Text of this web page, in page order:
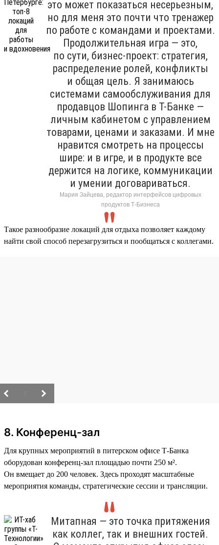
это может показаться несерьезным,
но для меня это почти что тренажер
по работе с командами и проектами.
Продолжительная игра — это,
по сути, бизнес-проект: стратегия,
распределение ролей, конфликты
и общая цель. Я занимаюсь
системами самообслуживания для
продавцов Шопинга в Т-Банке —
личным кабинетом с управлением
товарами, ценами и заказами. И мне
нравится смотреть на процессы
шире: и в игре, и в продукте все
держится на логике, коммуникации
и умении договариваться.
Мария Зайцева, редактор интерфейсов цифровых
продуктов Т-Бизнеса
Такое разнообразие локаций для отдыха позволяет каждому
найти свой способ перезагрузиться и пообщаться с коллегами.
8. Конференц-зал
Для крупных мероприятий в питерском офисе Т-Банка
оборудован конференц-зал площадью почти 250 м².
Он вмещает до 200 человек. Здесь проходят масштабные
мероприятия команды, стратегические сессии и трансляции.
Митапная — это точка притяжения
как коллег, так и внешних гостей.